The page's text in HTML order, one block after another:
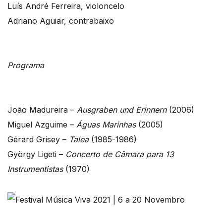
Luís André Ferreira, violoncelo
Adriano Aguiar, contrabaixo
Programa
João Madureira – Ausgraben und Erinnern (2006)
Miguel Azguime – Águas Marinhas(2005)
Gérard Grisey – Talea (1985-1986)
György Ligeti – Concerto de Câmara para 13
Instrumentistas(1970)